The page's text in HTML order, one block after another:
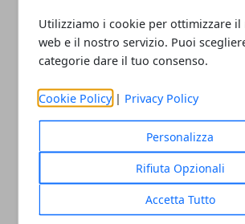
Utilizziamo i cookie per ottimizzare
web e il nostro servizio. Puoi
categorie dare il tuo consenso.
Cookie Policy | Privacy Policy
Personalizza
Rifiuta Opzionali
Accetta Tutto
ARTICOLI CORRELATI